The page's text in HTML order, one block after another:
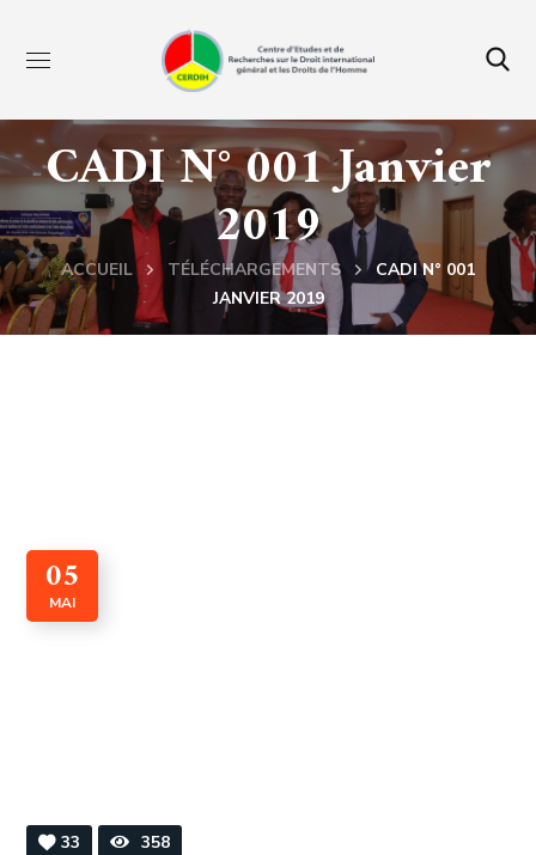
CADI N° 001 Janvier
2019
ACCUEIL TÉLÉCHARGEMENTS
CADI N° 001
JANVIER 2019
05
MAI
33 358